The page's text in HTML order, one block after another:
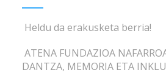
Heldu da erakusketa berria!
ATENA FUNDAZIOA
DANTZA, MEMORIA ETA